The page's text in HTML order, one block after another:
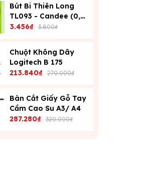
Bút Bi Thiên Long
TL093 - Candee (0,6
Mm) - Xanh
3.456₫ 3.800₫
Chuột Không Dây
Logitech B 175
213.840₫ 270.000₫
Bàn Cắt Giấy Gỗ Tay
Cầm Cao Su A3/ A4
287.280₫ 320.000₫